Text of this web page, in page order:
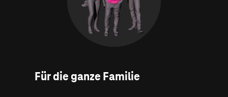
Für die ganze Familie